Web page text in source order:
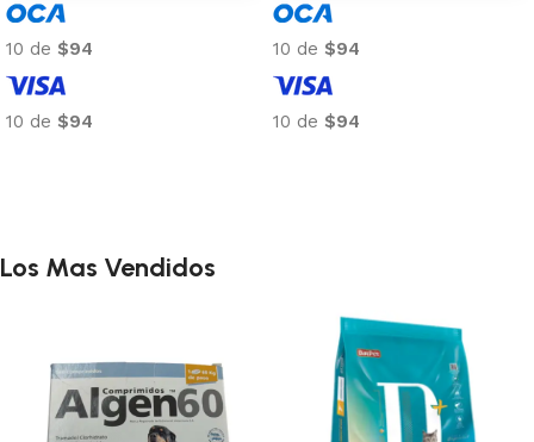
10 de $94
10 de $94
10 de $94
10 de $94
Los Mas Vendidos